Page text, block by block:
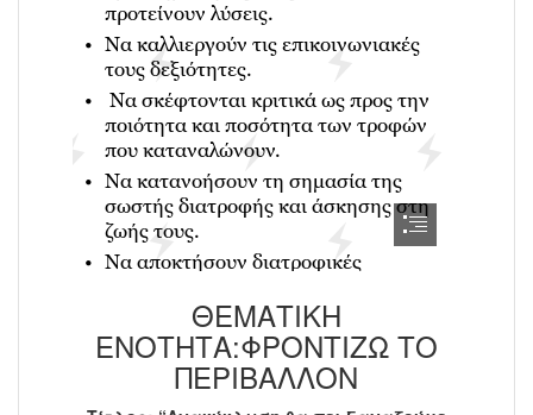
ΘΕΜΑΤΙΚΗ
ΕΝΟΤΗΤΑ:ΦΡΟΝΤΙΖΩ ΤΟ
ΠΕΡΙΒΑΛΛΟΝ